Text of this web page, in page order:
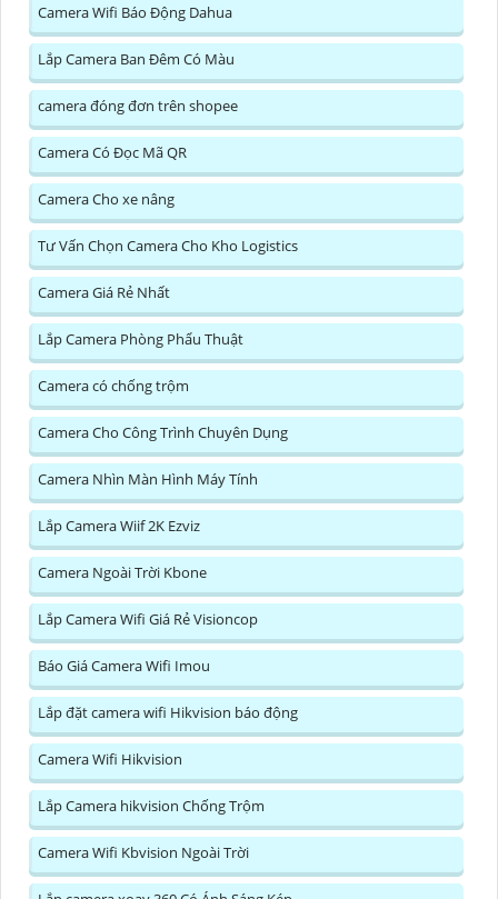
Camera Wifi Báo Động Dahua
Lắp Camera Ban Đêm Có Màu
camera đóng đơn trên shopee
Camera Có Đọc Mã QR
Camera Cho xe nâng
Tư Vấn Chọn Camera Cho Kho Logistics
Camera Giá Rẻ Nhất
Lắp Camera Phòng Phẩu Thuật
Camera có chống trộm
Camera Cho Công Trình Chuyên Dụng
Camera Nhìn Màn Hình Máy Tính
Lắp Camera Wiif 2K Ezviz
Camera Ngoài Trời Kbone
Lắp Camera Wifi Giá Rẻ Visioncop
Báo Giá Camera Wifi Imou
Lắp đặt camera wifi Hikvision báo động
Camera Wifi Hikvision
Lắp Camera hikvision Chống Trộm
Camera Wifi Kbvision Ngoài Trời